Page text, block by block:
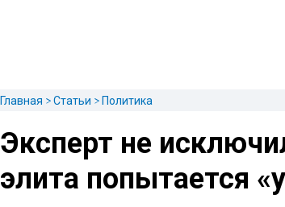
Главная Статьи Политика
Эксперт не
элита попытается